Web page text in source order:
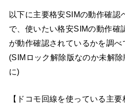
以下に主要格安SIMの動作確認
で、使いたい格安SIMの動作確
が動作確認されているかを調べ
(SIMロック解除版なのか未解
に)
【ドコモ回線を使っている主要